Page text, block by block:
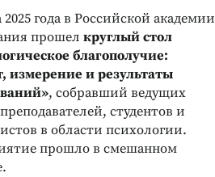
2025 года в Российской академии
прошел круглый стол
благополучие:
измерение и результаты
, собравший ведущих
студентов и
в области психологии.
прошло в смешанном